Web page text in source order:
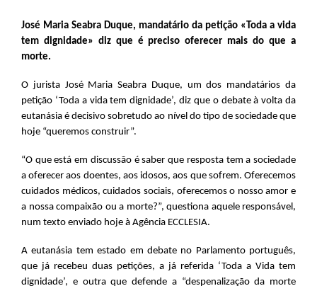
José Maria Seabra Duque, mandatário da petição «Toda a vida
tem dignidade» diz que é preciso oferecer mais do que a
morte.
O jurista José Maria Seabra Duque, um dos mandatários da
petição ‘Toda a vida tem dignidade’, diz que o debate à volta da
eutanásia é decisivo sobretudo ao nível do tipo de sociedade que
hoje “queremos construir”.
“O que está em discussão é saber que resposta tem a sociedade
a oferecer aos doentes, aos idosos, aos que sofrem. Oferecemos
cuidados médicos, cuidados sociais, oferecemos o nosso amor e
a nossa compaixão ou a morte?”, questiona aquele responsável,
num texto enviado hoje à Agência ECCLESIA.
A eutanásia tem estado em debate no Parlamento português,
que já recebeu duas petições, a já referida ‘Toda a Vida tem
dignidade’, e outra que defende a “despenalização da morte